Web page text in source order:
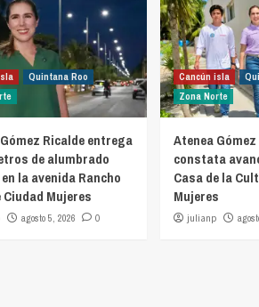
Quintana Roo
Ricalde entrega
de alumbrado
la avenida Rancho
Ciudad Mujeres
agosto 5, 2026 0
Cancún isla
Zona Norte
Atenea
constata
Casa de la
Mujeres
julianp